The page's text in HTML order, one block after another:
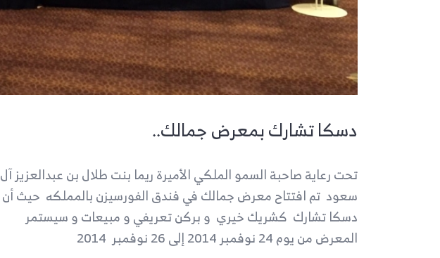
دسكا تشارك بمعرض جمالك..
تحت رعاية صاحبة السمو الملكي الأميرة ريما بنت طلال بن عبدالعزيز آل
سعود تم افتتاح معرض جمالك في فندق الفورسيزن بالمملكه حيث أن
دسكا تشارك كشريك خيري و بركن تعريفي و مبيعات و سيستمر
المعرض من يوم 24 نوفمبر 2014 إلى 26 نوفمبر 2014